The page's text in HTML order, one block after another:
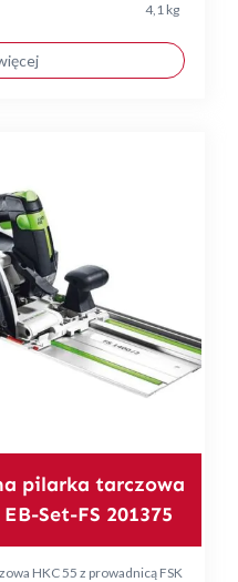
4,1 kg
pilarka tarczowa
Set-FS 201375
HKC 55 z prowadnicą FSK